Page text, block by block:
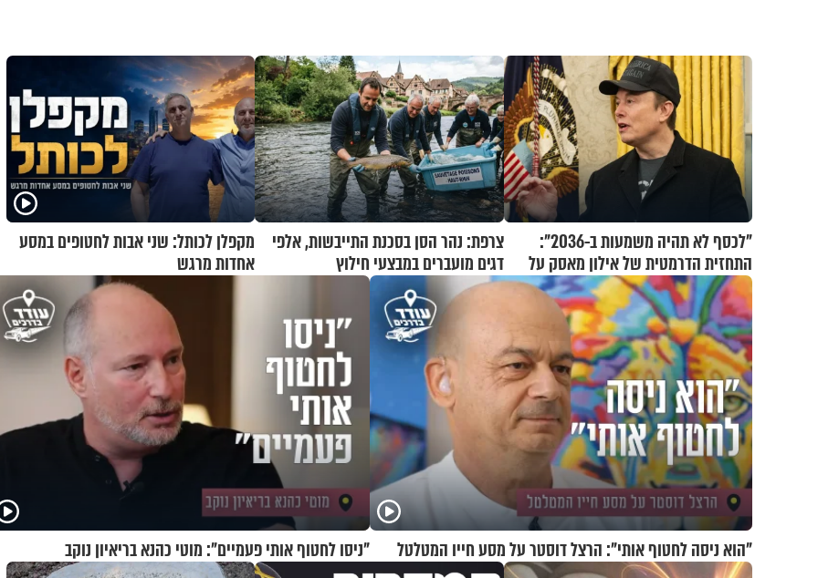
"לכסף לא תהיה משמעות ב-2036":
התחזית הדרמטית של אילון מאסק על
עתיד הכלכלה
צרפת: נהר הסן בסכנת התייבשות, אלפי
דגים מועברים במבצעי חילוץ
מקפלן לכותל: שני אבות לחטופים במסע
אחדות מרגש
"הוא ניסה לחטוף אותי": הרצל דוסטר על מסע חייו המטלטל "ניסו לחטוף אותי פעמיים": מוטי כהנא בריאיון נוקב